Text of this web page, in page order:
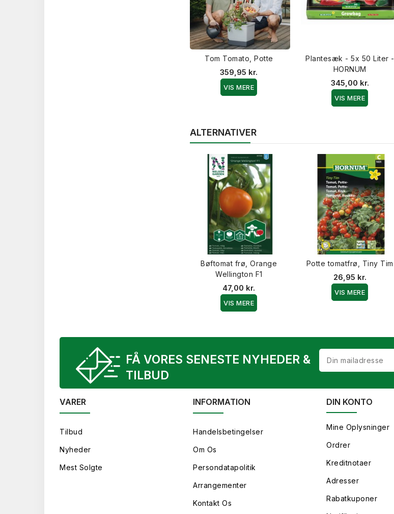
Tom Tomato, Potte
359,95 kr.
VIS MERE
Plantesæk - 5x 50 Liter -
HORNUM
345,00 kr.
VIS MERE
ALTERNATIVER
Bøftomat frø, Orange
Wellington F1
47,00 kr.
VIS MERE
Potte tomatfrø, Tiny Tim
26,95 kr.
VIS MERE
FÅ VORES SENESTE NYHEDER &
TILBUD
VARER
Tilbud
Nyheder
Mest Solgte
INFORMATION
Handelsbetingelser
Om Os
Persondatapolitik
Arrangementer
Kontakt Os
DIN KONTO
Mine Oplysninger
Ordrer
Kreditnotaer
Adresser
Rabatkuponer